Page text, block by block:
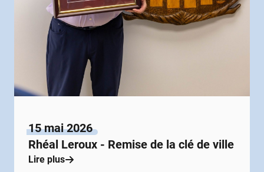
15 mai 2026
Rhéal Leroux - Remise de la clé de ville
Lire plus